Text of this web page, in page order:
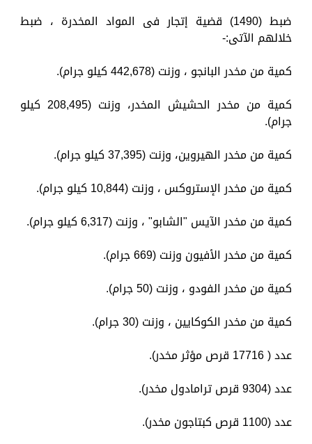
ضبط (1490) قضية إتجار فى المواد المخدرة ، ضبط
خلالهم الآتى:-
كمية من مخدر البانجو ، وزنت (442,678 كيلو جرام).
كمية من مخدر الحشيش المخدر، وزنت (208,495 كيلو
جرام).
كمية من مخدر الهيروين، وزنت (37,395 كيلو جرام).
كمية من مخدر الإستروكس ، وزنت (10,844 كيلو جرام).
كمية من مخدر الآيس "الشابو" ، وزنت (6,317 كيلو جرام).
كمية من مخدر الأفيون وزنت (669 جرام).
كمية من مخدر الفودو ، وزنت (50 جرام).
كمية من مخدر الكوكايين ، وزنت (30 جرام).
عدد ( 17716 قرص مؤثر مخدر).
عدد (9304 قرص ترامادول مخدر).
عدد (1100 قرص كبتاجون مخدر).